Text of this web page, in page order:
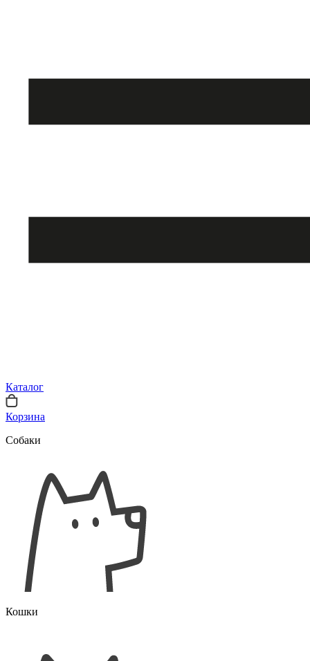
Каталог
Корзина
Собаки
Кошки